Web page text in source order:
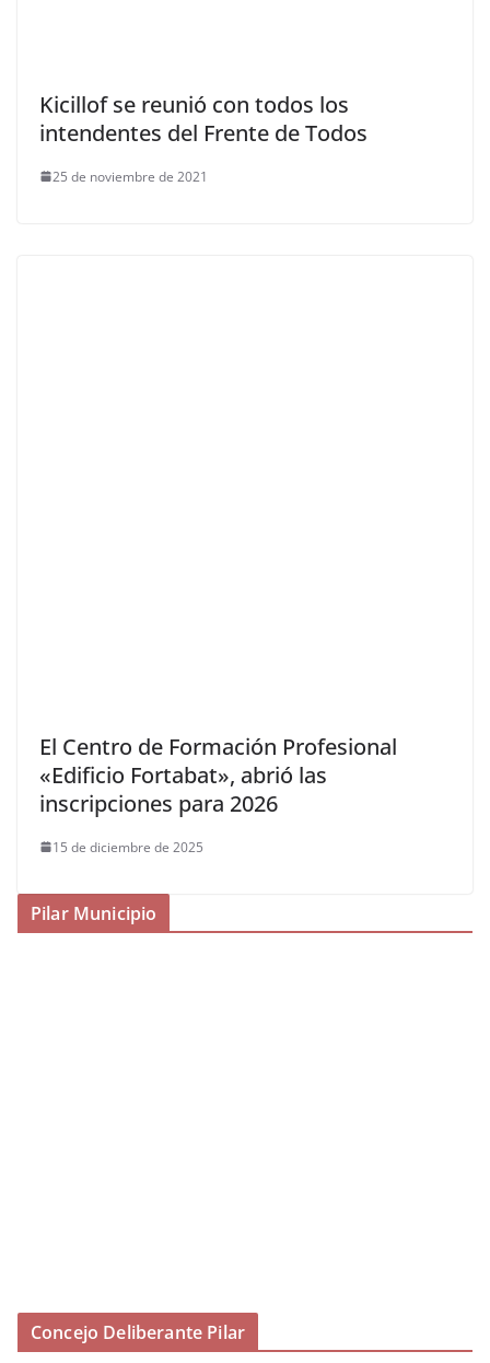
Kicillof se reunió con todos los
intendentes del Frente de Todos
25 de noviembre de 2021
El Centro de Formación Profesional
«Edificio Fortabat», abrió las
inscripciones para 2026
15 de diciembre de 2025
Pilar Municipio
Concejo Deliberante Pilar